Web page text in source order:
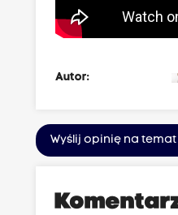
Autor:
Wyślij opinię na temat